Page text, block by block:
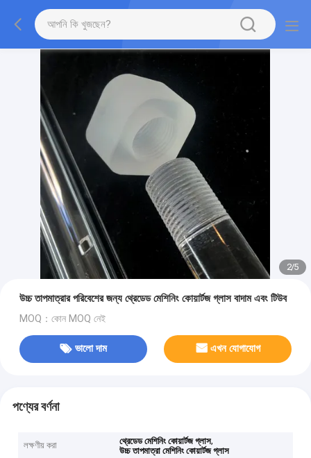
2/5
উচ্চ তাপমাত্রার পরিবেশের জন্য থ্রেডেড মেশিনিং কোয়ার্টজ গ্লাস বাদাম এবং টিউব
MOQ：কোন MOQ নেই
ভালো দাম এখন যোগাযোগ
পণ্যের বর্ণনা
লক্ষণীয় করা থ্রেডেড মেশিনিং কোয়ার্টজ গ্লাস,
উচ্চ তাপমাত্রা মেশিনিং কোয়ার্টজ গ্লাস